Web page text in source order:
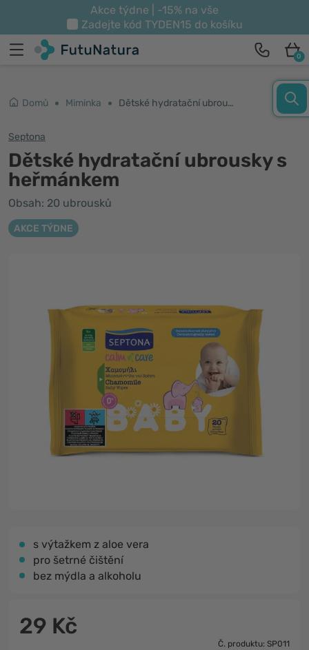
Akce týdne | -15% na vše
Zadejte kód TYDEN15 do košíku
0
Domů Miminka Dětské hydratační ubrousky s heřmánkem
Septona
Dětské hydratační ubrousky s
heřmánkem
Obsah: 20 ubrousků
AKCE TÝDNE
s výtažkem z aloe vera
pro šetrné čištění
bez mýdla a alkoholu
29 Kč
Č. produktu: SP011